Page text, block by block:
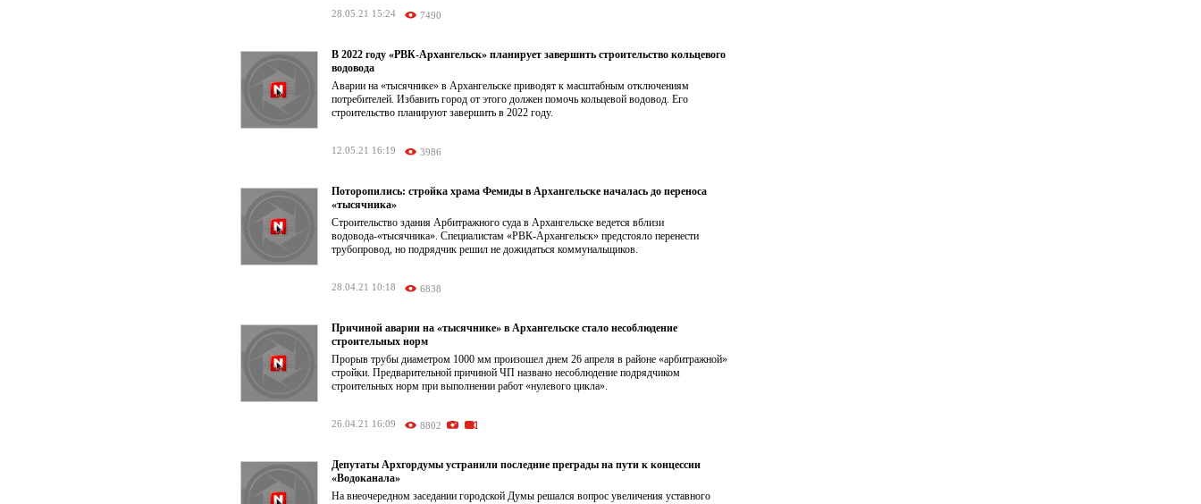
28.05.21 15:24 7490
В 2022 году «РВК-Архангельск» планирует завершить строительство кольцевого
водовода
Аварии на «тысячнике» в Архангельске приводят к масштабным отключениям
потребителей. Избавить город от этого должен помочь кольцевой водовод. Его
строительство планируют завершить в 2022 году.
12.05.21 16:19 3986
Поторопились: стройка храма Фемиды в Архангельске началась до переноса
«тысячника»
Строительство здания Арбитражного суда в Архангельске ведется вблизи
водовода-«тысячника». Специалистам «РВК-Архангельск» предстояло перенести
трубопровод, но подрядчик решил не дожидаться коммунальщиков.
28.04.21 10:18 6838
Причиной аварии на «тысячнике» в Архангельске стало несоблюдение
строительных норм
Прорыв трубы диаметром 1000 мм произошел днем 26 апреля в районе «арбитражной»
стройки. Предварительной причиной ЧП названо несоблюдение подрядчиком
строительных норм при выполнении работ «нулевого цикла».
26.04.21 16:09 8802
Депутаты Архгордумы устранили последние преграды на пути к концессии
«Водоканала»
На внеочередном заседании городской Думы решался вопрос увеличения уставного